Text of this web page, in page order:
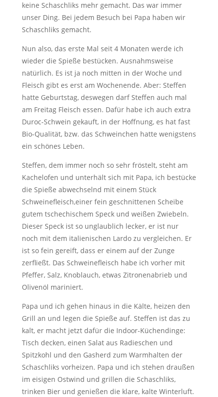
keine Schaschliks mehr gemacht. Das war immer
unser Ding. Bei jedem Besuch bei Papa haben wir
Schaschliks gemacht.
Nun also, das erste Mal seit 4 Monaten werde ich
wieder die Spieße bestücken. Ausnahmsweise
natürlich. Es ist ja noch mitten in der Woche und
Fleisch gibt es erst am Wochenende. Aber: Steffen
hatte Geburtstag, deswegen darf Steffen auch mal
am Freitag Fleisch essen. Dafür habe ich auch extra
Duroc-Schwein gekauft, in der Hoffnung, es hat fast
Bio-Qualität, bzw. das Schweinchen hatte wenigstens
ein schönes Leben.
Steffen, dem immer noch so sehr fröstelt, steht am
Kachelofen und unterhält sich mit Papa, ich bestücke
die Spieße abwechselnd mit einem Stück
Schweinefleisch,einer fein geschnittenen Scheibe
gutem tschechischem Speck und weißen Zwiebeln.
Dieser Speck ist so unglaublich lecker, er ist nur
noch mit dem italienischen Lardo zu vergleichen. Er
ist so fein gereift, dass er einem auf der Zunge
zerfließt. Das Schweinefleisch habe ich vorher mit
Pfeffer, Salz, Knoblauch, etwas Zitronenabrieb und
Olivenöl mariniert.
Papa und ich gehen hinaus in die Kälte, heizen den
Grill an und legen die Spieße auf. Steffen ist das zu
kalt, er macht jetzt dafür die Indoor-Küchendinge:
Tisch decken, einen Salat aus Radieschen und
Spitzkohl und den Gasherd zum Warmhalten der
Schaschliks vorheizen. Papa und ich stehen draußen
im eisigen Ostwind und grillen die Schaschliks,
trinken Bier und genießen die klare, kalte Winterluft.